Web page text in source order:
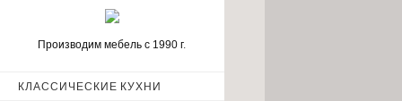
Производим мебель с 1990 г.
КЛАССИЧЕСКИЕ КУХНИ